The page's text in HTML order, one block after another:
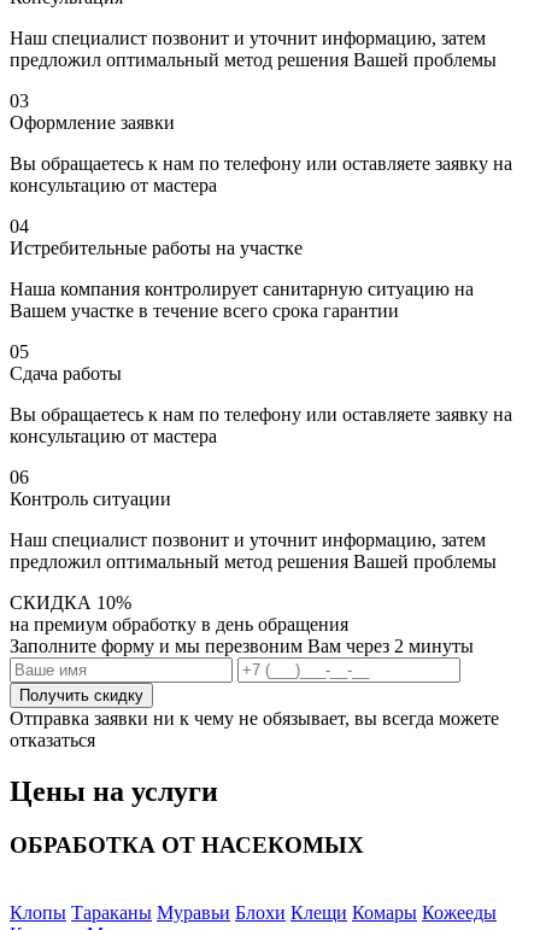
Наш специалист позвонит и уточнит информацию, затем
предложил оптимальный метод решения Вашей проблемы
03
Оформление заявки
Вы обращаетесь к нам по телефону или оставляете заявку на
консультацию от мастера
04
Истребительные работы на участке
Наша компания контролирует санитарную ситуацию на
Вашем участке в течение всего срока гарантии
05
Сдача работы
Вы обращаетесь к нам по телефону или оставляете заявку на
консультацию от мастера
06
Контроль ситуации
Наш специалист позвонит и уточнит информацию, затем
предложил оптимальный метод решения Вашей проблемы
СКИДКА 10%
на премиум обработку в день обращения
Заполните форму и мы перезвоним Вам через 2 минуты
Отправка заявки ни к чему не обязывает, вы всегда можете
отказаться
Цены на услуги
ОБРАБОТКА ОТ НАСЕКОМЫХ
Клопы Тараканы Муравьи Блохи Клещи Комары Кожееды